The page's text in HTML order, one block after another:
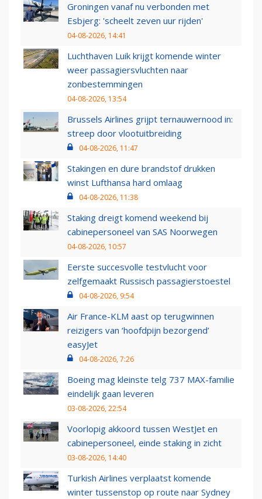
Groningen vanaf nu verbonden met
Esbjerg: 'scheelt zeven uur rijden'
04-08-2026, 14:41
Luchthaven Luik krijgt komende winter
weer passagiersvluchten naar
zonbestemmingen
04-08-2026, 13:54
Brussels Airlines grijpt ternauwernood in:
streep door vlootuitbreiding
04-08-2026, 11:47
Stakingen en dure brandstof drukken
winst Lufthansa hard omlaag
04-08-2026, 11:38
Staking dreigt komend weekend bij
cabinepersoneel van SAS Noorwegen
04-08-2026, 10:57
Eerste succesvolle testvlucht voor
zelfgemaakt Russisch passagierstoestel
04-08-2026, 9:54
Air France-KLM aast op terugwinnen
reizigers van ‘hoofdpijn bezorgend’
easyJet
04-08-2026, 7:26
Boeing mag kleinste telg 737 MAX-familie
eindelijk gaan leveren
03-08-2026, 22:54
Voorlopig akkoord tussen WestJet en
cabinepersoneel, einde staking in zicht
03-08-2026, 14:40
Turkish Airlines verplaatst komende
winter tussenstop op route naar Sydney